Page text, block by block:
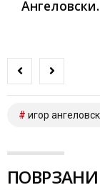
Ангеловски.
игор
ПОВРЗАНИ